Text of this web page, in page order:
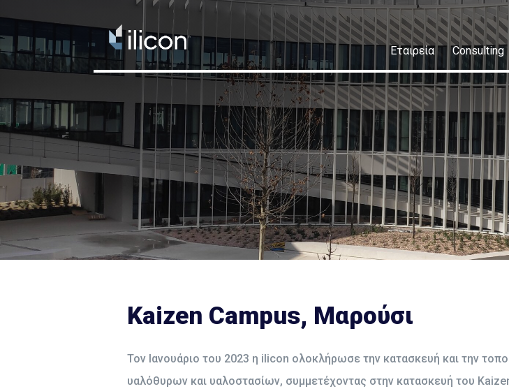
Εταιρεία Consulting
Kaizen Campus, Μαρούσι
Τον Ιανουάριο του 2023 η ilicon ολοκλήρωσε την κατασκευή και την
υαλόθυρων και υαλοστασίων, συμμετέχοντας στην κατασκευή του